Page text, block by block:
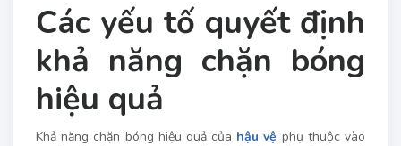
Các yếu tố quyết định
khả năng chặn bóng
hiệu quả
Khả năng chặn bóng hiệu quả của hậu vệ phụ thuộc vào